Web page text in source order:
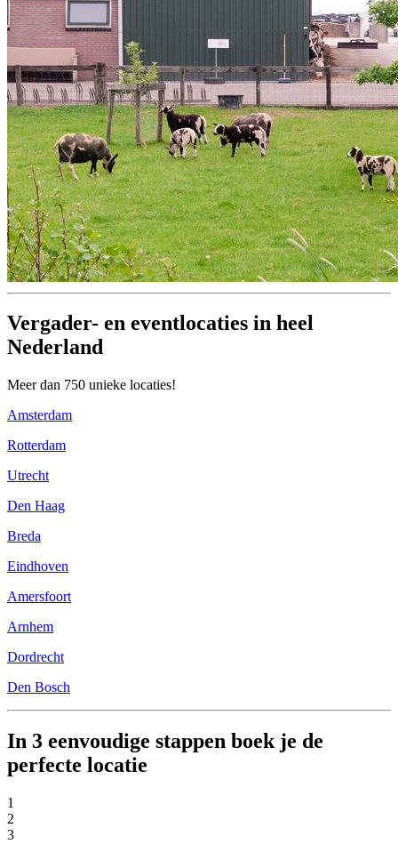
Vergader- en eventlocaties in heel
Nederland
Meer dan 750 unieke locaties!
Amsterdam
Rotterdam
Utrecht
Den Haag
Breda
Eindhoven
Amersfoort
Arnhem
Dordrecht
Den Bosch
In 3 eenvoudige stappen boek je de
perfecte locatie
1
2
3